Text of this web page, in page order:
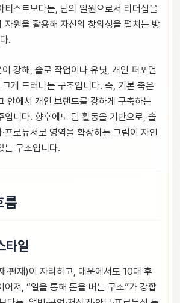
티스트보다는, 팀의 일원으로서 리더십을
자원을 활용해 자신의 창의성을 펼치는 방
.
강해, 솔로 작업이나 유닛, 개인 퍼포먼
게 드러나는 구조입니다. 즉, 기본 축은
안에서 개인 브랜드를 강하게 구축하는
입니다. 향후에도 팀 활동을 기반으로, 솔
프로듀서로 영역을 확장하는 그림이 자연
는 구조입니다.
름
타일
·편재)이 자리하고, 대운에서도 10대 후
어져, “일을 통해 돈을 버는 구조”가 강합